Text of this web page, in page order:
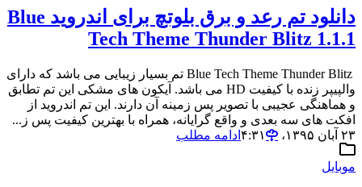
دانلود تم رعد و برق بلوتچ برای اندروید Blue
Tech Theme Thunder Blitz 1.1.1
Blue Tech Theme Thunder Blitz تم بسیار زیبایی می باشد که دارای
والپیپر زنده با کیفیت HD می باشد. آیکون های مشکی این تم تطابق
و هماهنگی عجیبی با تصویر پس زمینه آن دارند. این تم اندروید از
افکت های سه بعدی و واقع گرایانه، همراه با بهترین کیفیت پس ز...
۲۳ آبان ۱۳۹۵،‏ ۴:۳۱
ادامه مطلب
موبایل